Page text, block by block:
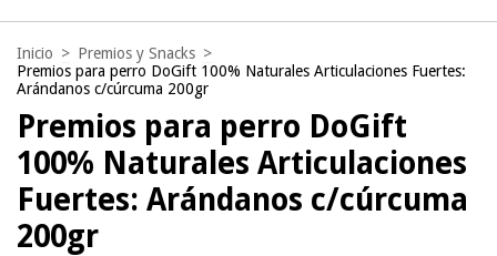
Inicio > Premios y Snacks >
Premios para perro DoGift 100% Naturales Articulaciones Fuertes:
Arándanos c/cúrcuma 200gr
Premios para perro DoGift
100% Naturales Articulaciones
Fuertes: Arándanos c/cúrcuma
200gr